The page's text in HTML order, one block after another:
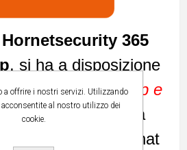
Hornetsecurity 365
, si ha a disposizione
completa di backup e
le caselle di posta
365, le chat
a offrire i nostri servizi. Utilizzando
al nostro utilizzo dei
cookie.